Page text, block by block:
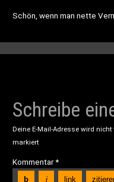
Schön, wenn man nette
Schreibe
Deine E-Mail-Adresse wird nicht
markiert
Kommentar*